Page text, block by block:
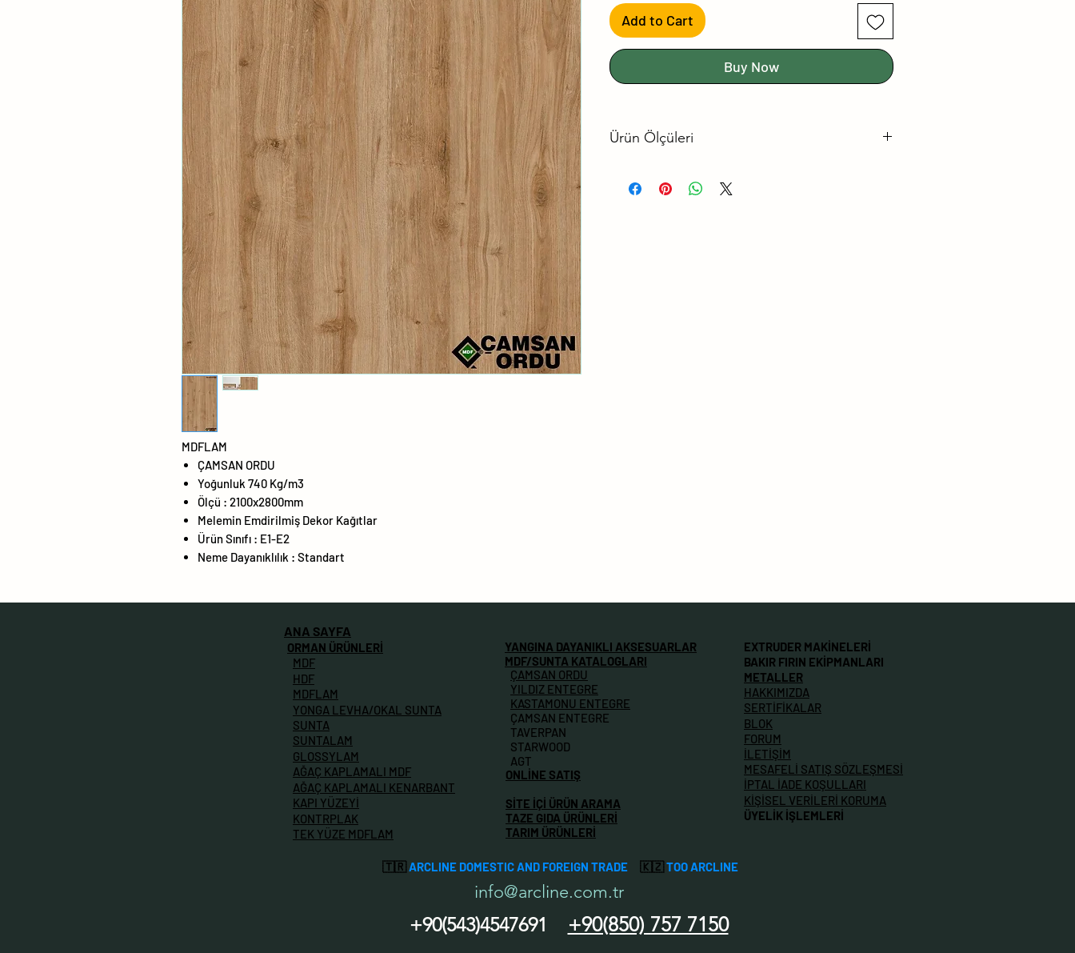
MDFLAM
ÇAMSAN ORDU
Yoğunluk 740 Kg/m3
Ölçü : 2100x2800mm
Melemin Emdirilmiş Dekor Kağıtlar
Ürün Sınıfı : E1-E2
Neme Dayanıklılık : Standart
Add to Cart
Buy Now
Ürün Ölçüleri
ANA SAYFA
ORMAN ÜRÜNLERİ
MDF
MDFLAM
HDF
YONGA LEVHA/OKAL SUNTA
SUNTA
SUNTALAM
GLOSSYLAM
AĞAÇ KAPLAMALI MDF
AĞAÇ KAPLAMALI KENARBANT
KAPI YÜZEYİ
KONTRPLAK
TEK YÜZE MDFLAM
YANGINA DAYANIKLI AKSESUARLAR
MDF/SUNTA KATALOGLARI
ÇAMSAN ORDU
KASTAMONU ENTEGRE
YILDIZ ENTEGRE
ÇAMSAN ENTEGRE
TAVERPAN
STARWOOD
AGT
ONLİNE SATIŞ
SİTE İÇİ ÜRÜN ARAMA
TAZE GIDA ÜRÜNLERİ
TARIM ÜRÜNLERİ
EXTRUDER MAKİNELERİ
SERTİFİKALAR
BAKIR FIRIN EKİPMANLARI
HAKKIMIZDA
BLOK
METALLER
FORUM
İLETİŞİM
MESAFELİ SATIŞ SÖZLEŞMESİ
İPTAL İADE KOŞULLARI
KİŞİSEL VERİLERİ KORUMA
ÜYELİK İŞLEMLERİ
🇹🇷 ARCLINE DOMESTIC AND FOREIGN TRADE 🇰🇿 TOO ARCLINE
info@arcline.com.tr
+90(543)4547691 +90(850) 757 7150